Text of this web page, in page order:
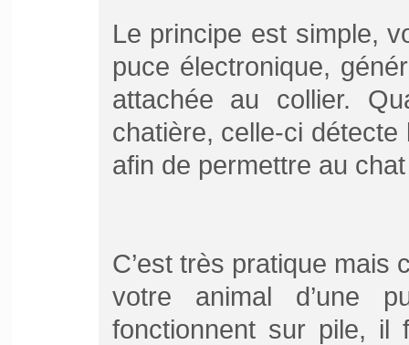
Le principe est simple,
puce électronique,
attachée au collier.
chatière, celle-ci
afin de permettre au
C’est très pratique mais
votre animal d’une
fonctionnent sur pile, il